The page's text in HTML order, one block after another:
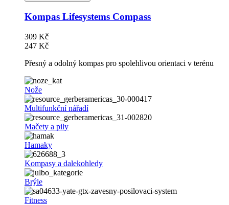
Kompas Lifesystems Compass
309 Kč
247 Kč
Přesný a odolný kompas pro spolehlivou orientaci v terénu
Nože
Multifunkční nářadí
Mačety a pily
Hamaky
Kompasy a dalekohledy
Brýle
Fitness